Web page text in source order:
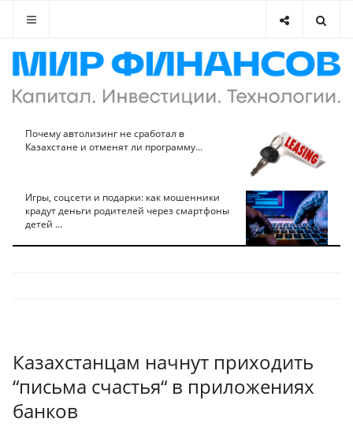
Почему автолизинг не сработал в
Казахстане и отменят ли программу...
Игры, соцсети и подарки: как мошенники
крадут деньги родителей через смартфоны
детей ...
Казахстанцам начнут приходить
“письма счастья“ в приложениях
банков